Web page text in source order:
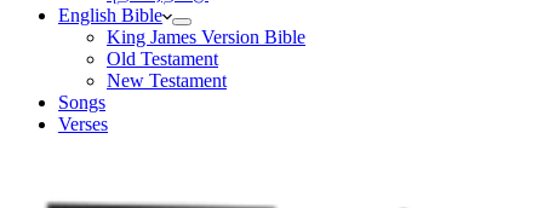
English Bible
King James Version Bible
Old Testament
New Testament
Songs
Verses